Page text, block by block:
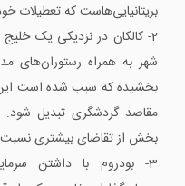
بریتانیایی‌هاست که تعطیلات
2- کالکان در نزدیکی یک
شهر به همراه رستوران‌های
بخشیده که سبب شده است این
مقاصد گردشگری تبدیل شود.
بخش از تقاضای بیشتری نسبت
3- بودروم با داشتن